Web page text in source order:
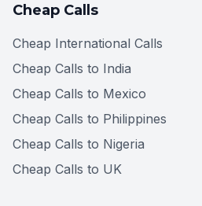
Cheap Calls
Cheap International Calls
Cheap Calls to India
Cheap Calls to Mexico
Cheap Calls to Philippines
Cheap Calls to Nigeria
Cheap Calls to UK